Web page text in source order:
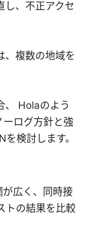
し、不正アクセ
、複数の地域を
、 Holaのよう
ーログ方針と強
検討します。
広く、同時接
トの結果を比較